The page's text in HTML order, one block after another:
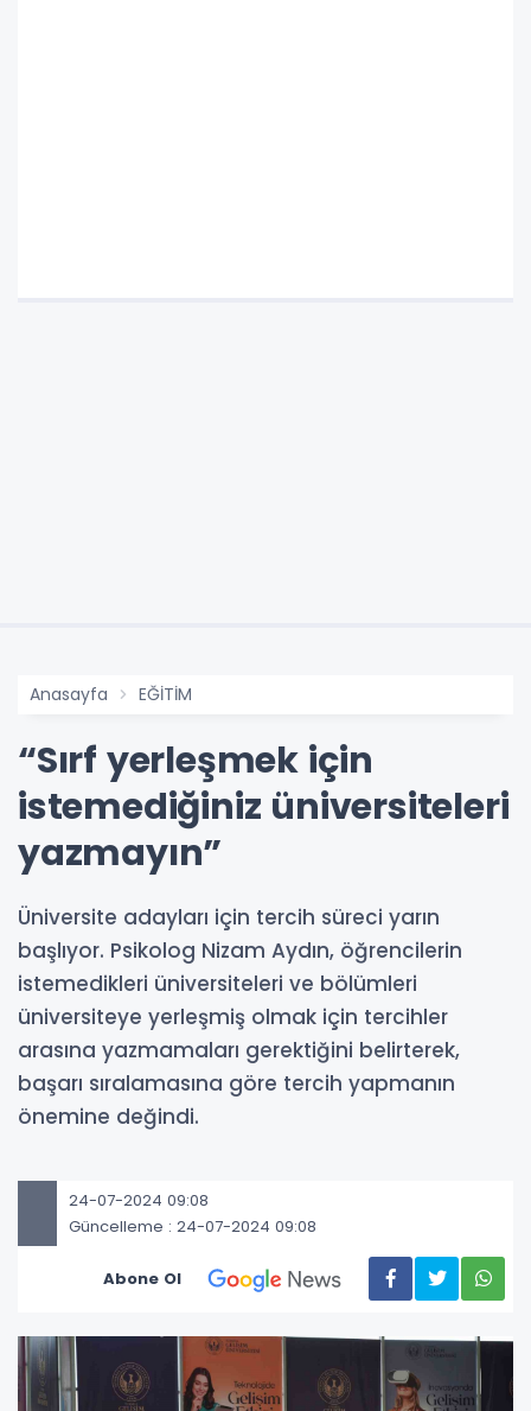
Anasayfa EĞİTİM
“Sırf yerleşmek için
istemediğiniz üniversiteleri
yazmayın”
Üniversite adayları için tercih süreci yarın
başlıyor. Psikolog Nizam Aydın, öğrencilerin
istemedikleri üniversiteleri ve bölümleri
üniversiteye yerleşmiş olmak için tercihler
arasına yazmamaları gerektiğini belirterek,
başarı sıralamasına göre tercih yapmanın
önemine değindi.
24-07-2024 09:08
Güncelleme : 24-07-2024 09:08
Abone Ol